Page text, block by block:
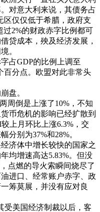
对意大利来说，其债务占
区仅仅低于希腊，政府支
过2%的财政赤字比例都可
贷成本，殃及经济发展，
。
占GDP的比例上调至
百分点。欧盟对此非常头
盘。
周倒是上涨了10%，不知
币危机的影响已经扩散到
上月环比上涨6.3%，交
分别为37%和28%。
济体中增长较快的国家之
均增速高达5.83%。但没
点燃的导火索瞬间烧尽了
进口、经常账户赤字、政
筹莫展，并没有应对良
受美国经济制裁以后，客